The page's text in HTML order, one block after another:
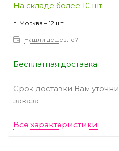
На складе более 10 шт.
г. Москва – 12 шт.
Нашли дешевле?
Бесплатная доставка
Срок доставки Вам
заказа
Все характеристики